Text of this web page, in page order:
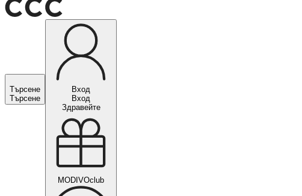
Търсене
Търсене
Вход
Вход
Здравейте
MODIVOclub